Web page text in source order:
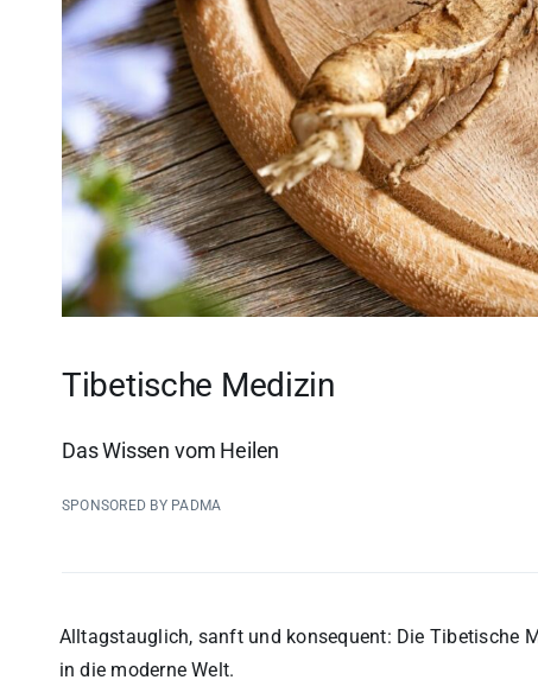
Tibetische Medizin
Das Wissen vom Heilen
SPONSORED BY PADMA
Alltagstauglich, sanft und konsequent: Die Tibetische
in die moderne Welt.